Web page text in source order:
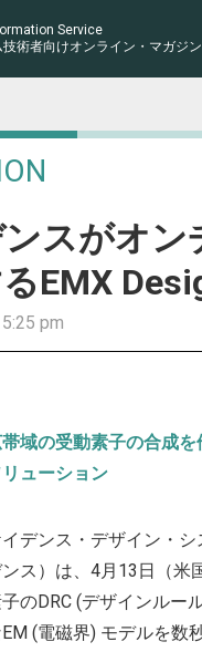
Service
術者向けオンライン・マガジン
スがオン
EMX
pm
域の受動素子の合成
リューション
デンス・デザイン・
ス）は、4月13日（米
のDRC (デザインルー
(電磁界) モデルを数